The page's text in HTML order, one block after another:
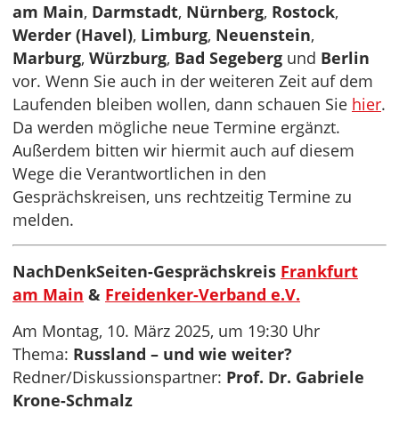
am Main, Darmstadt, Nürnberg, Rostock,
Werder (Havel), Limburg, Neuenstein,
Marburg, Würzburg, Bad Segeberg und Berlin
vor. Wenn Sie auch in der weiteren Zeit auf dem
Laufenden bleiben wollen, dann schauen Sie hier.
Da werden mögliche neue Termine ergänzt.
Außerdem bitten wir hiermit auch auf diesem
Wege die Verantwortlichen in den
Gesprächskreisen, uns rechtzeitig Termine zu
melden.
NachDenkSeiten-Gesprächskreis Frankfurt
am Main & Freidenker-Verband e.V.
Am Montag, 10. März 2025, um 19:30 Uhr
Thema: Russland – und wie weiter?
Redner/Diskussionspartner: Prof. Dr. Gabriele
Krone-Schmalz